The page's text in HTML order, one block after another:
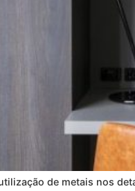
de metais nos